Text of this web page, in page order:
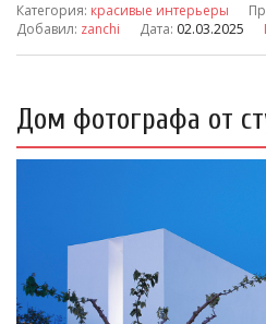
Категория: красивые интерьеры
Добавил: zanchi Дата: 02.03.2025
Дом фотографа от